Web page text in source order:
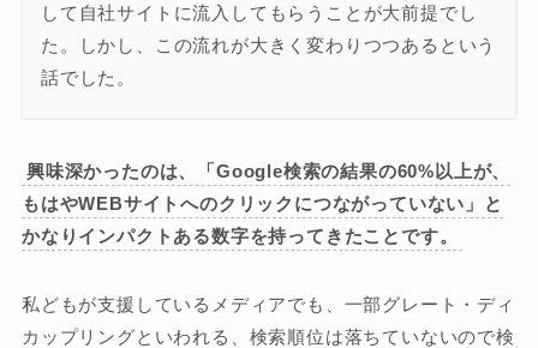
して自社サイトに流入してもらうことが大前提でし
た。しかし、この流れが大きく変わりつつあるという
話でした。
興味深かったのは、「Google検索の結果の60%以上が、
もはやWEBサイトへのクリックにつながっていない」と
かなりインパクトある数字を持ってきたことです。
私どもが支援しているメディアでも、一部グレート・ディ
カップリングといわれる、検索順位は落ちていないので検